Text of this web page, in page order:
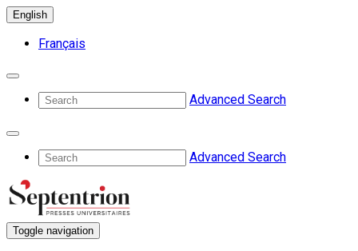
English
Français
Advanced Search
Advanced Search
Toggle navigation